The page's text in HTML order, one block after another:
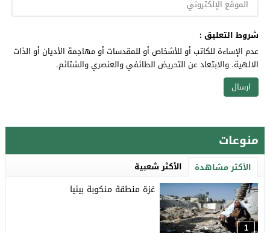
شروط التعليق :
عدم الإساءة للكاتب أو للأشخاص أو للمقدسات أو مهاجمة الأديان أو الذات
الالهية. والابتعاد عن التحريض الطائفي والعنصري والشتائم.
منوعات
الأكثر مشاهدة الأكثر شعبية
1
غزة منطقة منكوبة بيئيا